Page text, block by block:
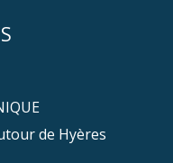
de Hyères